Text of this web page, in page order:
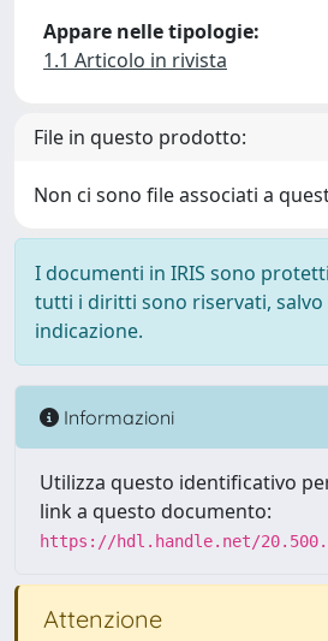
Appare nelle tipologie:
1.1 Articolo in rivista
File in questo prodotto:
Non ci sono file associati a
I documenti in IRIS sono
tutti i diritti sono riservati, salvo
indicazione.
Informazioni
Utilizza questo identificativo
link a questo documento:
https://hdl.handle.net/
Attenzione